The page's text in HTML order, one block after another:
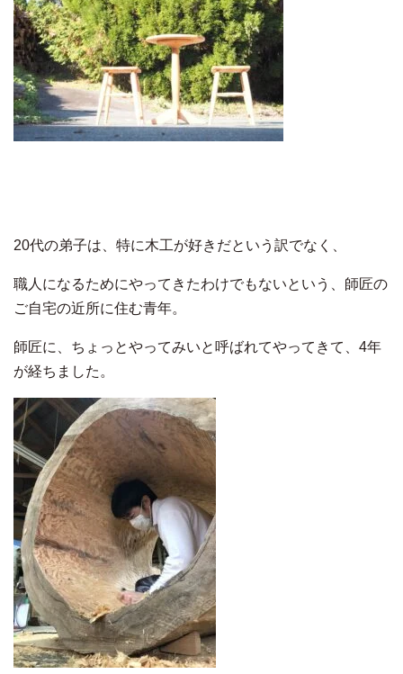
20代の弟子は、特に木工が好きだという訳でなく、
職人になるためにやってきたわけでもないという、師匠の
ご自宅の近所に住む青年。
師匠に、ちょっとやってみいと呼ばれてやってきて、4年
が経ちました。